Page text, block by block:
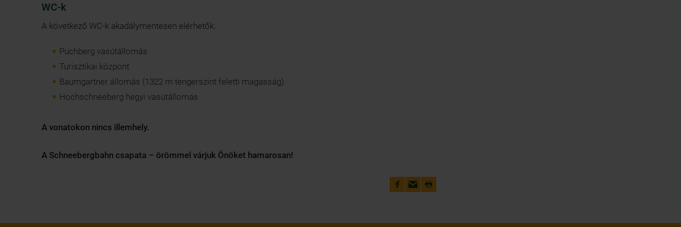
WC-k
A következő WC-k akadálymentesen elérhetők:
Puchberg vasútállomás
Turisztikai központ
Baumgartner állomás (1322 m tengerszint feletti magasság)
Hochschneeberg hegyi vasútállomás
A vonatokon nincs illemhely.
A Schneebergbahn csapata – örömmel várjuk Önöket hamarosan!